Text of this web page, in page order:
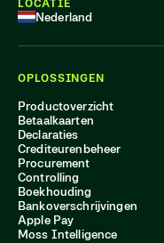
OPLOSSINGEN
Productoverzicht
Betaalkaarten
Declaraties
Crediteurenbeheer
Procurement
Controlling
Boekhouding
Bankoverschrijvingen
Apple Pay
Moss Intelligence
LOCATIE
Nederland